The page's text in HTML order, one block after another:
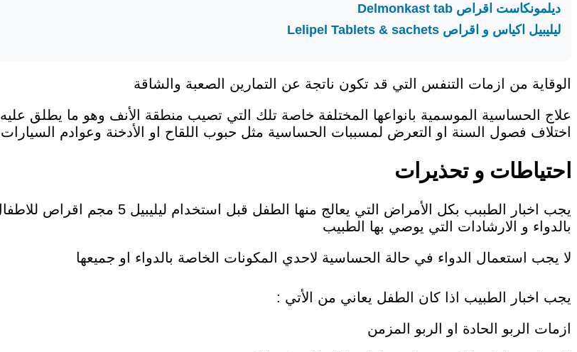
ديلمونكاست اقراص Delmonkast tab
ليليبيل اكياس و اقراص Lelipel Tablets & sachets
الوقاية من ازمات التنفس التي قد تكون ناتجة عن التمارين الصعبة والشاقة
علاج الحساسية الموسمية بانواعها المختلفة خاصة تلك التي تصيب منطقة الأنف وهو ما يطلق
اختلاف فصول السنة او التعرض لمسببات الحساسية مثل حبوب اللقاح او الأدخنة وعوادم السيارات
احتياطات و تحذيرات
يجب اخبار الطببب بكل الأمراض التي
بالدواء و الارشادات التي يوصي بها الطبيب
لا يجب استعمال الدواء في حالة الحساسية لاحدي المكونات الخاصة بالدواء او جميعها
يجب اخبار الطبيب اذا كان الطفل يعاني من الأتي :
ازمات الربو الحادة او الربو المزمن